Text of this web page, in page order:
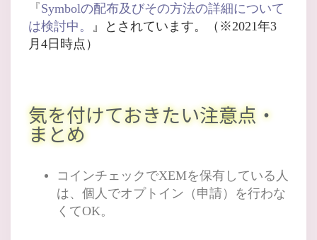
『Symbolの配布及びその方法の詳細について
は検討中。
』とされています。（※2021年3
月4日時点）
気を付けておきたい注意点・
まとめ
コインチェックでXEMを保有している人
は、個人でオプトイン（申請）を行わな
くてOK。